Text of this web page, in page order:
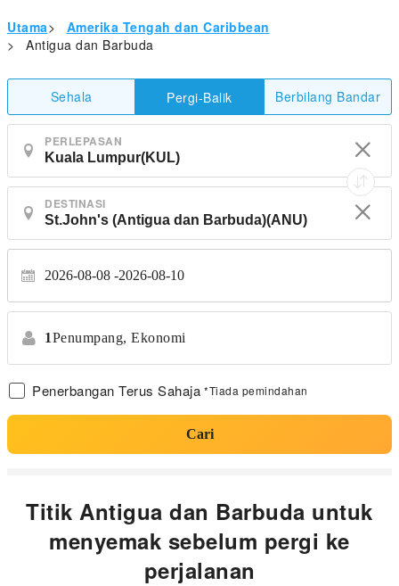
Utama>
Amerika Tengah dan Caribbean
>
Antigua dan Barbuda
Sehala Pergi-Balik Berbilang Bandar
PERLEPASAN
DESTINASI
2026-08-08 2026-08-10
1Penumpang, Ekonomi
Penerbangan Terus Sahaja *Tiada pemindahan
Cari
Titik Antigua dan Barbuda untuk
menyemak sebelum pergi ke
perjalanan